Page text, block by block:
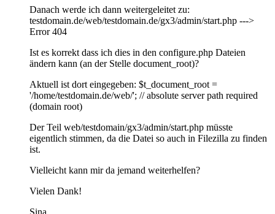
Danach werde ich dann weitergeleitet zu:
testdomain.de/web/testdomain.de/gx3/admin/start.php --->
Error 404
Ist es korrekt dass ich dies in den configure.php Dateien
ändern kann (an der Stelle document_root)?
Aktuell ist dort eingegeben: $t_document_root =
'/home/testdomain.de/web/'; // absolute server path required
(domain root)
Der Teil web/testdomain/gx3/admin/start.php müsste
eigentlich stimmen, da die Datei so auch in Filezilla zu finden
ist.
Vielleicht kann mir da jemand weiterhelfen?
Vielen Dank!